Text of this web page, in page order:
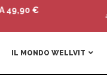
€
IL MONDO WELLVIT